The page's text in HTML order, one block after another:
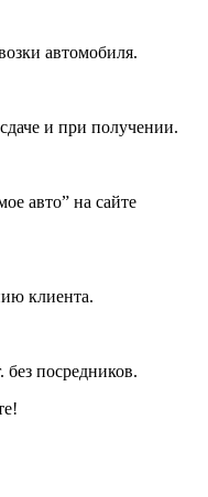
автомобиля.
и при получении.
авто” на сайте
клиента.
без посредников.